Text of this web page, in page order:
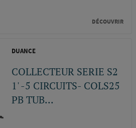
DÉCOUVRIR
DUANCE
COLLECTEUR SERIE S2
1' -5 CIRCUITS- COLS25
PB TUB...